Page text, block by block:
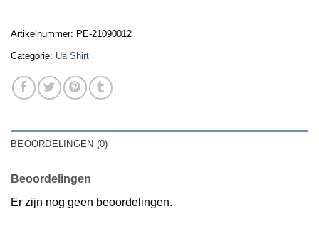
Artikelnummer: PE-21090012
Categorie: Ua Shirt
BEOORDELINGEN (0)
Beoordelingen
Er zijn nog geen beoordelingen.